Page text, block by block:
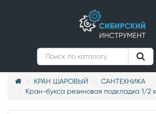
КРАН ШАРОВЫЙ
САНТЕХНИКА
Кран-букса резиновая подкладка 1/2